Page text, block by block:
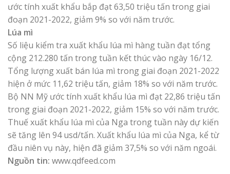
ước tính xuất khẩu bắp đạt 63,50 triệu tấn trong giai
đoạn 2021-2022, giảm 9% so với năm trước.
Lúa mì
Số liệu kiểm tra xuất khẩu lúa mì hàng tuần đạt tổng
cộng 212.280 tấn trong tuần kết thúc vào ngày 16/12.
Tổng lượng xuất bán lúa mì trong giai đoạn 2021-2022
hiện ở mức 11,62 triệu tấn, giảm 18% so với năm trước.
Bộ NN Mỹ ước tính xuất khẩu lúa mì đạt 22,86 triệu tấn
trong giai đoạn 2021-2022, giảm 15% so với năm trước.
Thuế xuất khẩu lúa mì của Nga trong tuần này dự kiến
sẽ tăng lên 94 usd/tấn. Xuất khẩu lúa mì của Nga, kể từ
đầu niên vụ này, hiện đã giảm 37,5% so với năm ngoái.
Nguồn tin: www.qdfeed.com